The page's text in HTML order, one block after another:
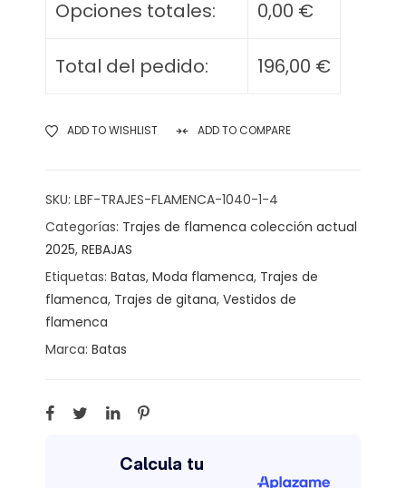
Opciones totales: 0,00 €
Total del pedido: 196,00 €
ADD TO WISHLIST ADD TO COMPARE
SKU: LBF-TRAJES-FLAMENCA-1040-1-4
Categorías: Trajes de flamenca colección actual
2025, REBAJAS
Etiquetas: Batas, Moda flamenca, Trajes de
flamenca, Trajes de gitana, Vestidos de
flamenca
Marca: Batas